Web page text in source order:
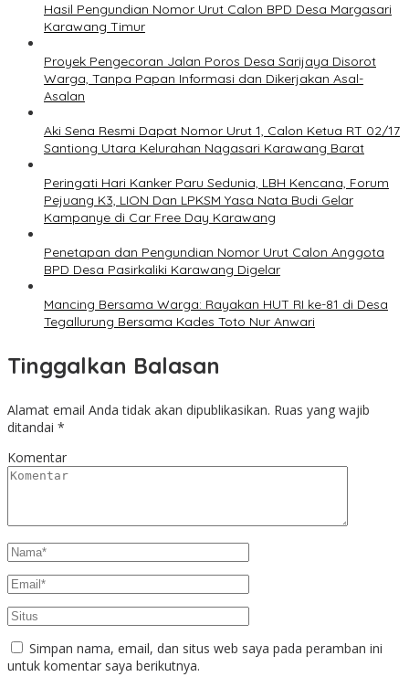
Hasil Pengundian Nomor Urut Calon BPD Desa Margasari
Karawang Timur
Proyek Pengecoran Jalan Poros Desa Sarijaya Disorot
Warga, Tanpa Papan Informasi dan Dikerjakan Asal-
Asalan
Aki Sena Resmi Dapat Nomor Urut 1, Calon Ketua RT 02/17
Santiong Utara Kelurahan Nagasari Karawang Barat
Peringati Hari Kanker Paru Sedunia, LBH Kencana, Forum
Pejuang K3, LION Dan LPKSM Yasa Nata Budi Gelar
Kampanye di Car Free Day Karawang
Penetapan dan Pengundian Nomor Urut Calon Anggota
BPD Desa Pasirkaliki Karawang Digelar
Mancing Bersama Warga: Rayakan HUT RI ke-81 di Desa
Tegallurung Bersama Kades Toto Nur Anwari
Tinggalkan Balasan
Alamat email Anda tidak akan dipublikasikan. Ruas yang wajib
ditandai *
Komentar
Simpan nama, email, dan situs web saya pada peramban ini
untuk komentar saya berikutnya.